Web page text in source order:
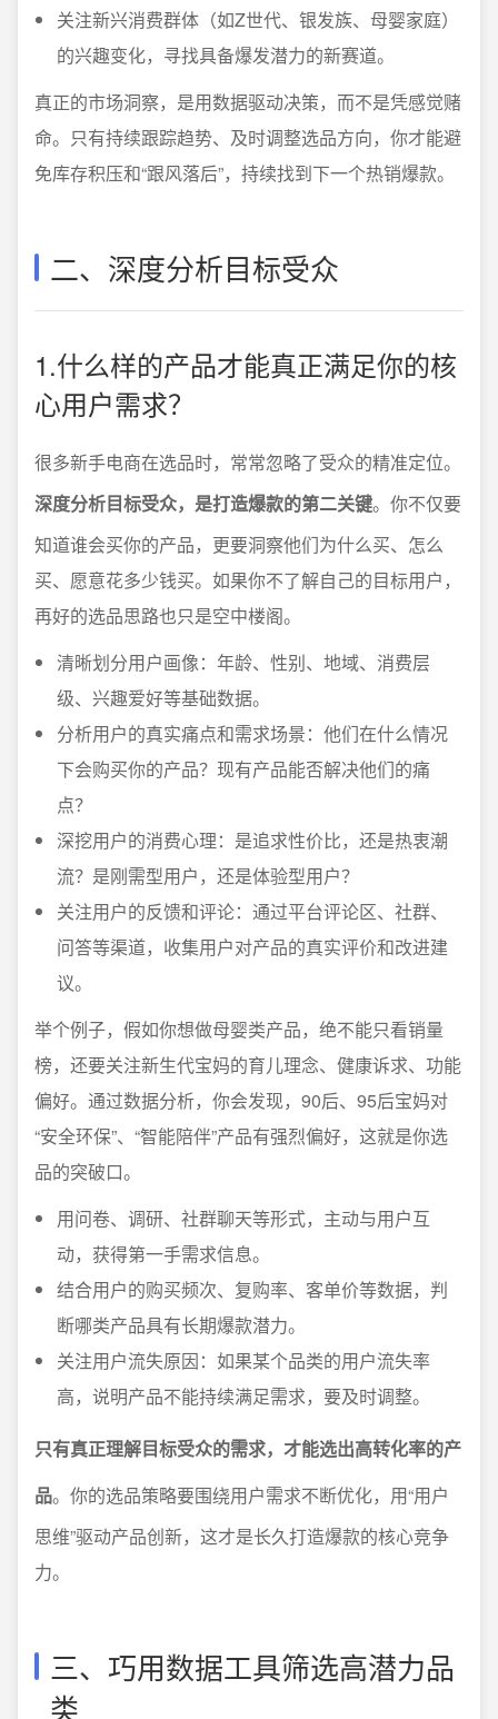
关注新兴消费群体（如Z世代、银发族、母婴家庭）
的兴趣变化，寻找具备爆发潜力的新赛道。
真正的市场洞察，是用数据驱动决策，而不是凭感觉赌
命。只有持续跟踪趋势、及时调整选品方向，你才能避
免库存积压和“跟风落后”，持续找到下一个热销爆款。
二、深度分析目标受众
1.什么样的产品才能真正满足你的核
心用户需求？
很多新手电商在选品时，常常忽略了受众的精准定位。
深度分析目标受众，是打造爆款的第二关键。你不仅要
知道谁会买你的产品，更要洞察他们为什么买、怎么
买、愿意花多少钱买。如果你不了解自己的目标用户，
再好的选品思路也只是空中楼阁。
清晰划分用户画像：年龄、性别、地域、消费层
级、兴趣爱好等基础数据。
分析用户的真实痛点和需求场景：他们在什么情况
下会购买你的产品？现有产品能否解决他们的痛
点？
深挖用户的消费心理：是追求性价比，还是热衷潮
流？是刚需型用户，还是体验型用户？
关注用户的反馈和评论：通过平台评论区、社群、
问答等渠道，收集用户对产品的真实评价和改进建
议。
举个例子，假如你想做母婴类产品，绝不能只看销量
榜，还要关注新生代宝妈的育儿理念、健康诉求、功能
偏好。通过数据分析，你会发现，90后、95后宝妈对
“安全环保”、“智能陪伴”产品有强烈偏好，这就是你选
品的突破口。
用问卷、调研、社群聊天等形式，主动与用户互
动，获得第一手需求信息。
结合用户的购买频次、复购率、客单价等数据，判
断哪类产品具有长期爆款潜力。
关注用户流失原因：如果某个品类的用户流失率
高，说明产品不能持续满足需求，要及时调整。
只有真正理解目标受众的需求，才能选出高转化率的产
品。你的选品策略要围绕用户需求不断优化，用“用户
思维”驱动产品创新，这才是长久打造爆款的核心竞争
力。
三、巧用数据工具筛选高潜力品
类